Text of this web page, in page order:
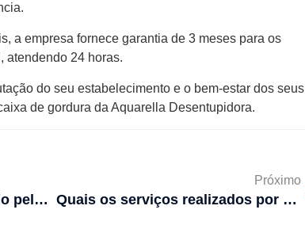
a empresa fornece garantia de 3 meses para os
atendendo 24 horas.
do seu estabelecimento e o bem-estar dos seus
de gordura da Aquarella Desentupidora.
Problema com água voltando pelo ralo da lavanderia
Próximo
Quais os serviços realizados por uma Desentupidora profissional